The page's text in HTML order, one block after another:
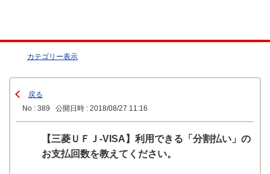
カテゴリー表示
戻る
No : 389
公開日時 : 2018/08/27 11:16
【三菱ＵＦＪ-VISA】利用できる「分割払い」の
お支払回数を教えてください。